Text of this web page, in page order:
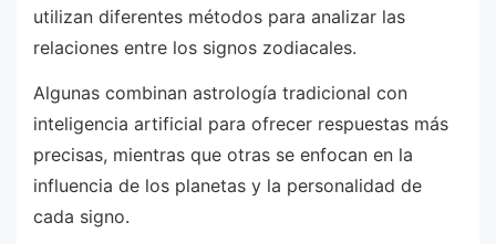
utilizan diferentes métodos para analizar las
relaciones entre los signos zodiacales.
Algunas combinan astrología tradicional con
inteligencia artificial para ofrecer respuestas más
precisas, mientras que otras se enfocan en la
influencia de los planetas y la personalidad de
cada signo.